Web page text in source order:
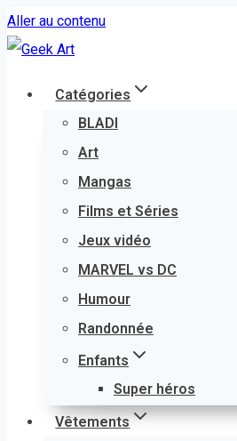
Aller au contenu
Catégories
BLADI
Art
Mangas
Films et Séries
Jeux vidéo
MARVEL vs DC
Humour
Randonnée
Enfants
Super héros
Vêtements